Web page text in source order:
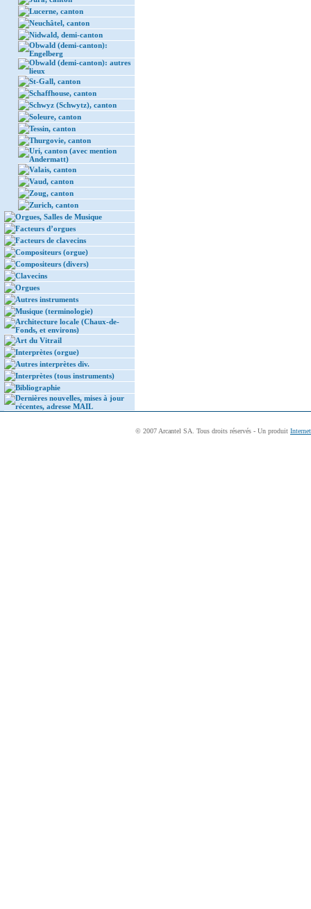
Lucerne, canton
Neuchâtel, canton
Nidwald, demi-canton
Obwald (demi-canton):
Engelberg
Obwald (demi-canton): autres
lieux
St-Gall, canton
Schaffhouse, canton
Schwyz (Schwytz), canton
Soleure, canton
Tessin, canton
Thurgovie, canton
Uri, canton (avec mention
Andermatt)
Valais, canton
Vaud, canton
Zoug, canton
Zurich, canton
Orgues, Salles de Musique
Facteurs d’orgues
Facteurs de clavecins
Compositeurs (orgue)
Compositeurs (divers)
Clavecins
Orgues
Autres instruments
Musique (terminologie)
Architecture locale (Chaux-de-
Fonds, et environs)
Art du Vitrail
Interprètes (orgue)
Autres interprètes div.
Interprètes (tous instruments)
Bibliographie
Dernières nouvelles, mises à jour
récentes, adresse MAIL
© 2007 Arcantel SA. Tous droits réservés - Un produit